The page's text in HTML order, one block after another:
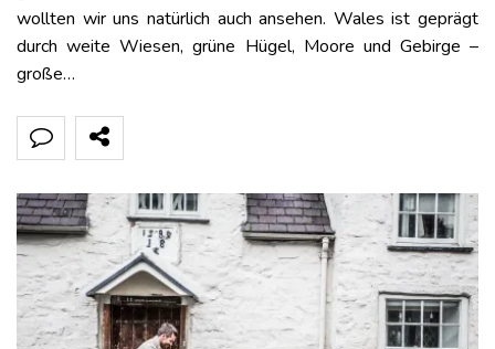
wollten wir uns natürlich auch ansehen. Wales ist geprägt
durch weite Wiesen, grüne Hügel, Moore und Gebirge –
große…